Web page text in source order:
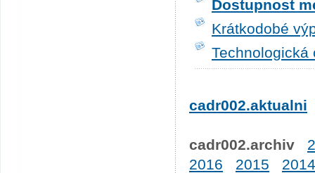
Dostupnost
Krátkodobé
Technologická
cadr002.aktualni
cadr002.archiv
2016
2015 2014